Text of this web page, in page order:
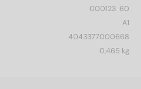
000123  60
A1
4043377000668
0,465 kg